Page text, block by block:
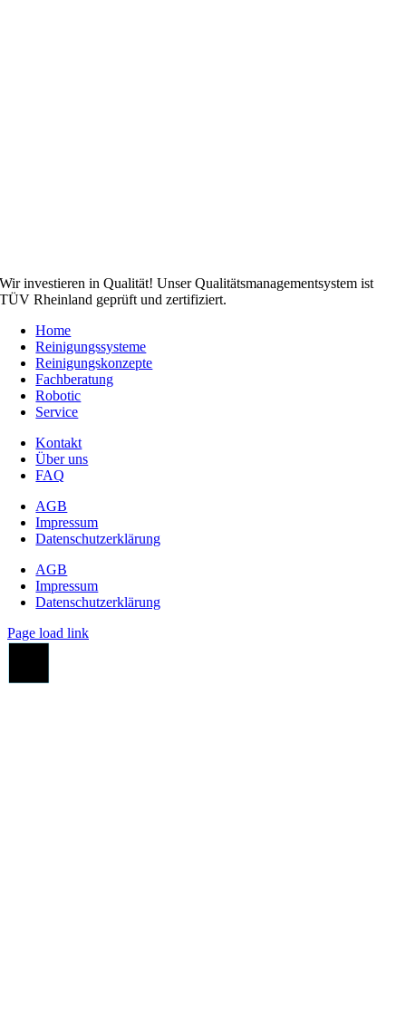
Wir investieren in Qualität! Unser Qualitätsmanagementsystem ist
TÜV Rheinland geprüft und zertifiziert.
Home
Reinigungssysteme
Reinigungskonzepte
Fachberatung
Robotic
Service
Kontakt
Über uns
FAQ
AGB
Impressum
Datenschutzerklärung
AGB
Impressum
Datenschutzerklärung
Page load link
Go
Top